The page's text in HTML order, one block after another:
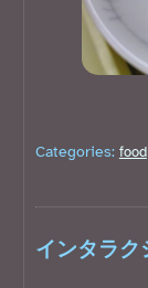
Categories: food
インタラク